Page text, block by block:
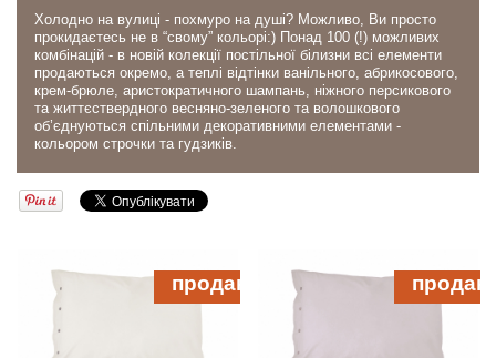
Холодно на вулиці - похмуро на душі? Можливо, Ви просто
прокидаєтесь не в “свому” кольорі:) Понад 100 (!) можливих
комбінацій - в новій колекції постільної білизни всі елементи
продаються окремо, а теплі відтінки ванільного, абрикосового,
крем-брюле, аристократичного шампань, ніжного персикового
та життєствердного весняно-зеленого та волошкового
об’єднуються спільними декоративними елементами -
кольором строчки та гудзиків.
продано